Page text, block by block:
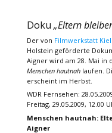
Doku „Eltern
Der von Filmwerkstatt Kiel
Holstein geförderte
Aigner wird am 28. Mai in
Menschen hautnahlaufen.
erscheint im Herbst.
WDR Fernsehen:
Freitag, 29.05.2009, 12.00
Menschen hautnah:
Aigner